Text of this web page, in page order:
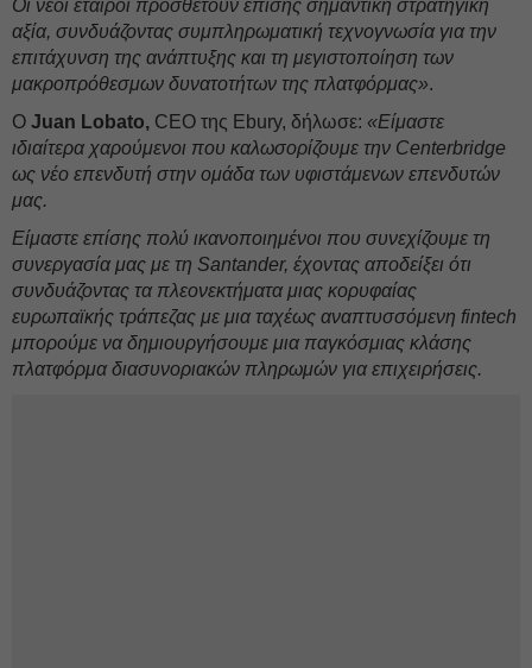
Οι νέοι εταίροι προσθέτουν επίσης σημαντική στρατηγική
αξία, συνδυάζοντας συμπληρωματική τεχνογνωσία για την
επιτάχυνση της ανάπτυξης και τη μεγιστοποίηση των
μακροπρόθεσμων δυνατοτήτων της πλατφόρμας».
Ο Juan Lobato, CEO της Ebury, δήλωσε: «Είμαστε
ιδιαίτερα χαρούμενοι που καλωσορίζουμε την Centerbridge
ως νέο επενδυτή στην ομάδα των υφιστάμενων επενδυτών
μας.
Είμαστε επίσης πολύ ικανοποιημένοι που συνεχίζουμε τη
συνεργασία μας με τη Santander, έχοντας αποδείξει ότι
συνδυάζοντας τα πλεονεκτήματα μιας κορυφαίας
ευρωπαϊκής τράπεζας με μια ταχέως αναπτυσσόμενη fintech
μπορούμε να δημιουργήσουμε μια παγκόσμιας κλάσης
πλατφόρμα διασυνοριακών πληρωμών για επιχειρήσεις.